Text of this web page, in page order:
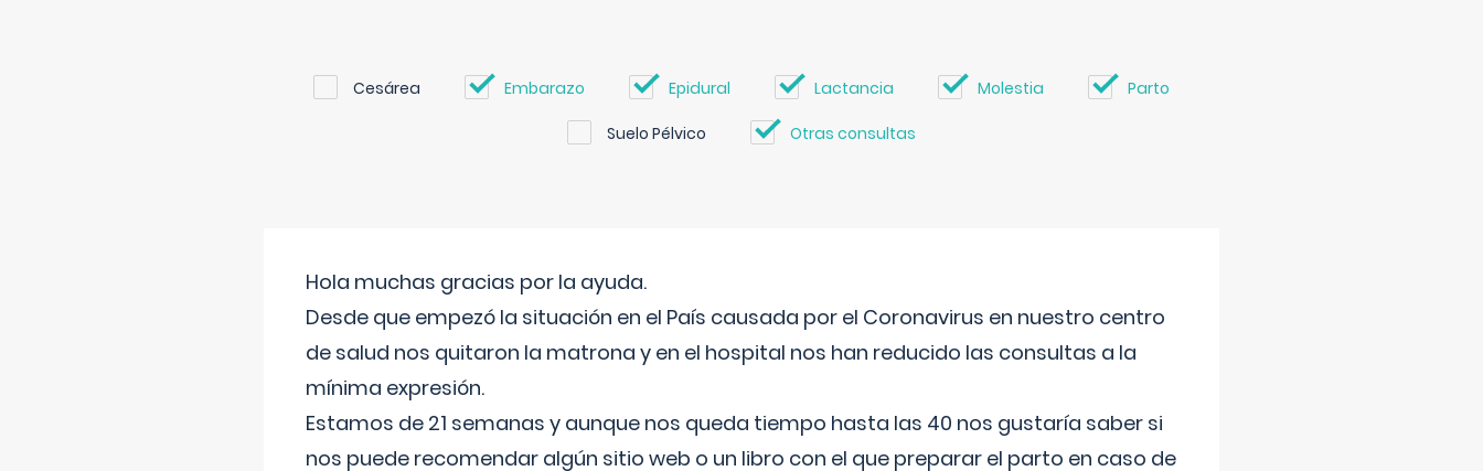
Cesárea Embarazo Epidural Lactancia Molestia Parto
Suelo Pélvico Otras consultas
Hola muchas gracias por la ayuda.
Desde que empezó la situación en el País causada por el Coronavirus en nuestro centro
de salud nos quitaron la matrona y en el hospital nos han reducido las consultas a la
mínima expresión.
Estamos de 21 semanas y aunque nos queda tiempo hasta las 40 nos gustaría saber si
nos puede recomendar algún sitio web o un libro con el que preparar el parto en caso de